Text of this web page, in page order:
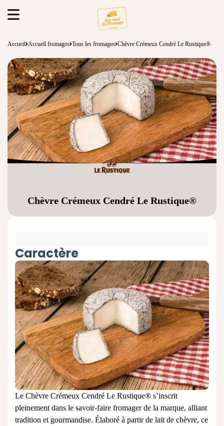
Accueil Accueil fromages Tous les fromages Chèvre Crémeux Cendré Le Rustique®
Chèvre Crémeux Cendré Le Rustique®
Caractère
Le Chèvre Crémeux Cendré Le Rustique® s’inscrit
pleinement dans le savoir‑faire fromager de la marque, alliant
tradition et gourmandise. Élaboré à partir de lait de chèvre, ce